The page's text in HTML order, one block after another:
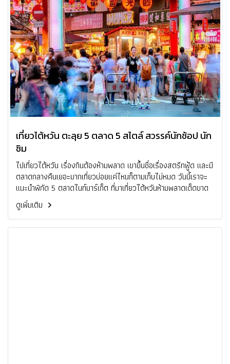
เที่ยวไต้หวัน ตะลุย 5 ตลาด 5 สไตล์ สวรรค์นักช้อป นัก
ชิม
ไปเที่ยวไต้หวัน เรื่องกินต้องห้ามพลาด เขาขึ้นชื่อเรื่องสตรีทฟู้ด และมี
ตลาดกลางคืนเยอะมากเที่ยวบ่อยแค่ไหนก็ตามเก็บไม่หมด วันนี้เราจะ
แนะนำพิกัด 5 ตลาดไนท์มาร์เก็ต ที่มาเที่ยวไต้หวันห้ามพลาดเด็ดขาด
ดูเพิ่มเติม